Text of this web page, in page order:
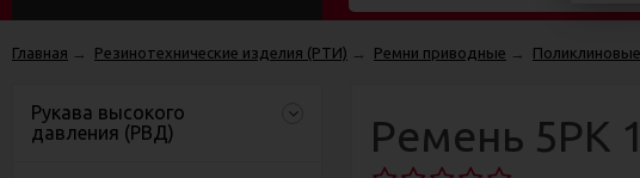
Главная → Резинотехнические изделия (РТИ) → Ремни приводные →
Рукава высокого
давления (РВД)
Ремень 5РК